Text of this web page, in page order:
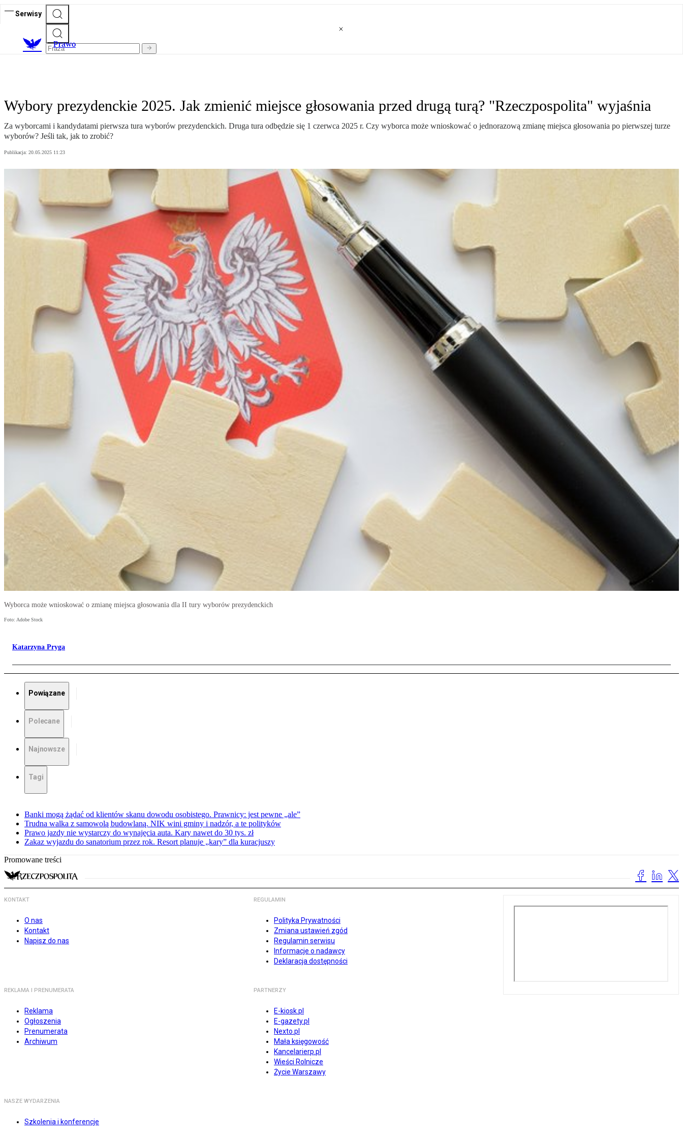
Serwisy
Prawo
Wybory prezydenckie 2025. Jak zmienić miejsce głosowania przed drugą turą? "Rzeczpospolita" wyjaśnia
Za wyborcami i kandydatami pierwsza tura wyborów prezydenckich. Druga tura odbędzie się 1 czerwca 2025 r. Czy wyborca może wnioskować o jednorazową zmianę miejsca głosowania po pierwszej turze
wyborów? Jeśli tak, jak to zrobić?
Publikacja: 20.05.2025 11:23
Wyborca może wnioskować o zmianę miejsca głosowania dla II tury wyborów prezydenckich
Foto: Adobe Stock
Katarzyna Pryga
Powiązane
Polecane
Najnowsze
Tagi
Banki mogą żądać od klientów skanu dowodu osobistego. Prawnicy: jest pewne „ale”
Trudna walka z samowolą budowlaną. NIK wini gminy i nadzór, a te polityków
Prawo jazdy nie wystarczy do wynajęcia auta. Kary nawet do 30 tys. zł
Zakaz wyjazdu do sanatorium przez rok. Resort planuje „kary” dla kuracjuszy
Promowane treści
KONTAKT
O nas
Kontakt
Napisz do nas
REGULAMIN
Polityka Prywatności
Zmiana ustawień zgód
Regulamin serwisu
Informacje o nadawcy
Deklaracja dostępności
REKLAMA I PRENUMERATA
Reklama
Ogłoszenia
Prenumerata
Archiwum
PARTNERZY
E-kiosk.pl
E-gazety.pl
Nexto.pl
Mała księgowość
Kancelarierp.pl
Wieści Rolnicze
Życie Warszawy
NASZE WYDARZENIA
Szkolenia i konferencje